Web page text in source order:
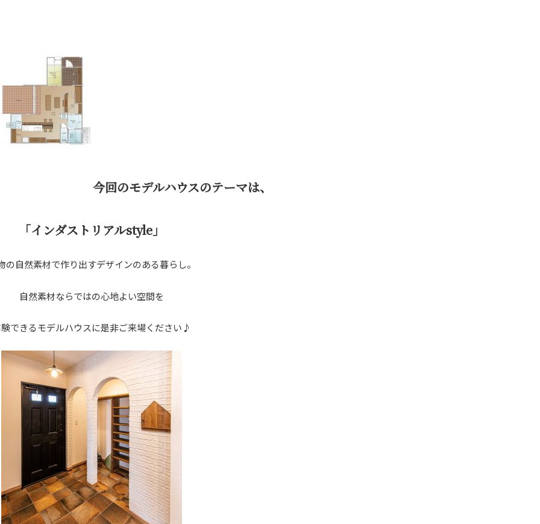
今回のモデルハウスのテーマは、
「インダストリアルstyle」
の自然素材で作り出すデザインのある暮らし。
自然素材ならではの心地よい空間を
できるモデルハウスに是非ご来場ください♪